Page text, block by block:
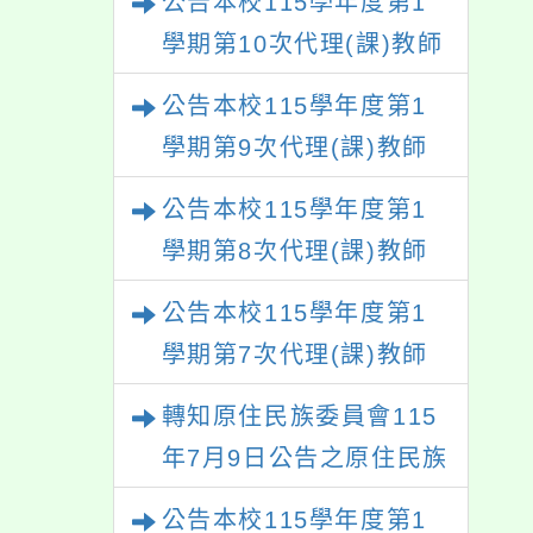
學期第10次代理(課)教師
公告本校115學年度第1
學期第9次代理(課)教師
公告本校115學年度第1
學期第8次代理(課)教師
公告本校115學年度第1
學期第7次代理(課)教師
轉知原住民族委員會115
年7月9日公告之原住民族
公告本校115學年度第1